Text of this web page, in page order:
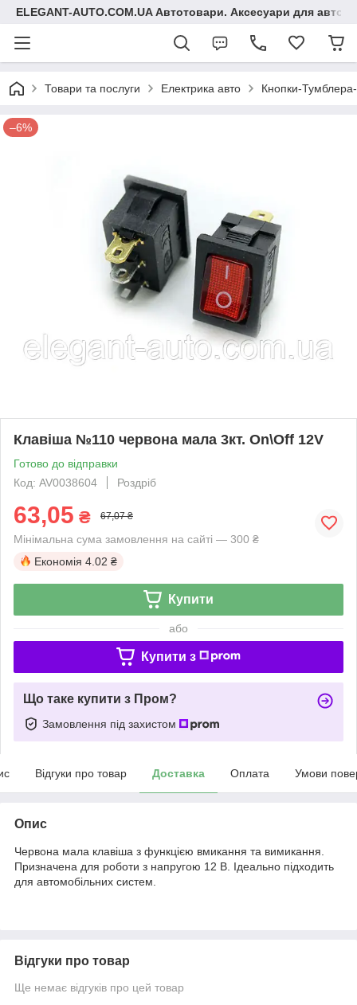
ELEGANT-AUTO.COM.UA Автотовари. Аксесуари для авто
Товари та послуги Електрика авто Кнопки-
–6%
Клавіша №110 червона мала 3кт. On\Off 12V
Готово до відправки
Код: AV0038604
Роздріб
63,05 ₴ 67,07 ₴
Мінімальна сума замовлення на сайті — 300 ₴
Економія 4.02 ₴
Купити
або
Купити з
Що таке купити з Пром?
Замовлення під захистом
Відгуки про товар Доставка Оплата Умови
Опис
Червона мала клавіша з функцією вмикання та вимикання.
Призначена для роботи з напругою 12 В. Ідеально підходить
для автомобільних систем.
Відгуки про товар
Ще немає відгуків про цей товар